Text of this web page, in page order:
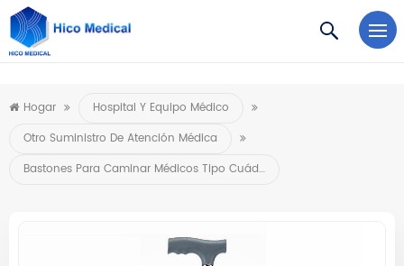
https://www.microsoft.com/en-us/microsoft-teams/log-in
Hogar
Hospital Y Equipo Médico
Otro Suministro De Atención Médica
Bastones Para Caminar Médicos Tipo Cuádruple Para Discapacitados Bastón Ajustable En Altura De Cuatro Patas